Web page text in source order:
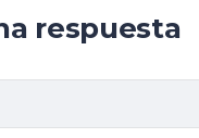
respuesta